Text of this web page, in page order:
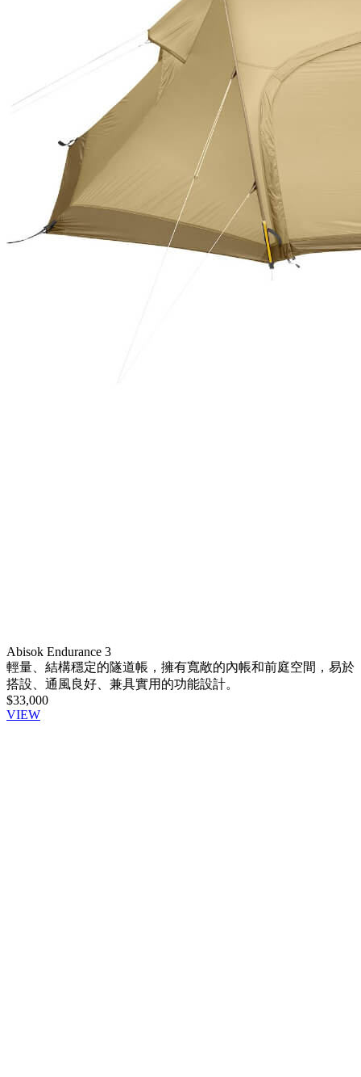
Abisok Endurance 3
輕量、結構穩定的隧道帳，擁有寬敞的內帳和前庭空間，易於
搭設、通風良好、兼具實用的功能設計。
$33,000
VIEW